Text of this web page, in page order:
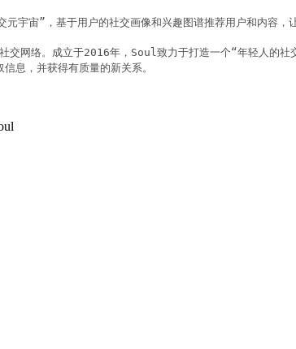
宙”，基于用户的社交画像和兴趣图谱推荐用户和内容，
网络。成立于2016年，Soul致力于打造一个“年轻人的社
息，并获得有质量的新关系。